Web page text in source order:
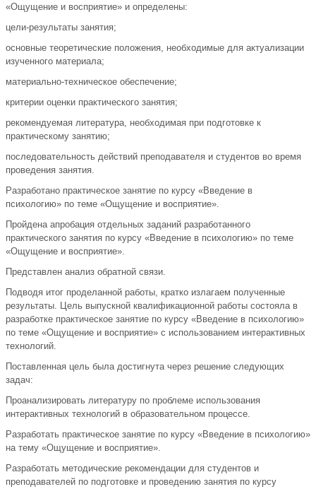
«Ощущение и восприятие» и определены:
цели-результаты занятия;
основные теоретические положения, необходимые для актуализации
изученного материала;
материально-техническое обеспечение;
критерии оценки практического занятия;
рекомендуемая литература, необходимая при подготовке к
практическому занятию;
последовательность действий преподавателя и студентов во время
проведения занятия.
Разработано практическое занятие по курсу «Введение в
психологию» по теме «Ощущение и восприятие».
Пройдена апробация отдельных заданий разработанного
практического занятия по курсу «Введение в психологию» по теме
«Ощущение и восприятие».
Представлен анализ обратной связи.
Подводя итог проделанной работы, кратко излагаем полученные
результаты. Цель выпускной квалификационной работы состояла в
разработке практическое занятие по курсу «Введение в психологию»
по теме «Ощущение и восприятие» с использованием интерактивных
технологий.
Поставленная цель была достигнута через решение следующих
задач:
Проанализировать литературу по проблеме использования
интерактивных технологий в образовательном процессе.
Разработать практическое занятие по курсу «Введение в психологию»
на тему «Ощущение и восприятие».
Разработать методические рекомендации для студентов и
преподавателей по подготовке и проведению занятия по курсу